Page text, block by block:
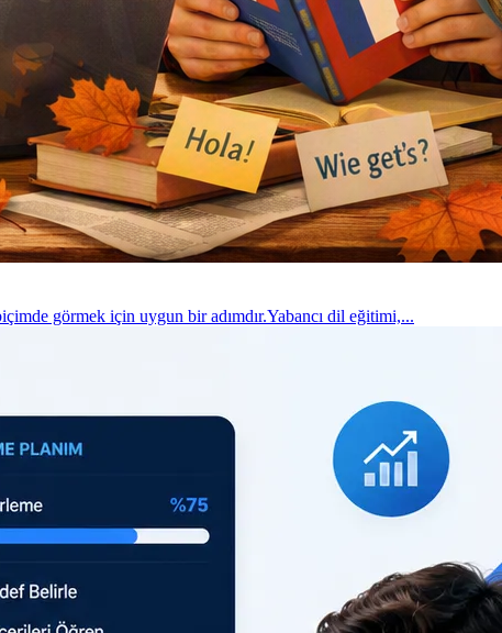
görmek için uygun bir adımdır.Yabancı dil eğitimi,...